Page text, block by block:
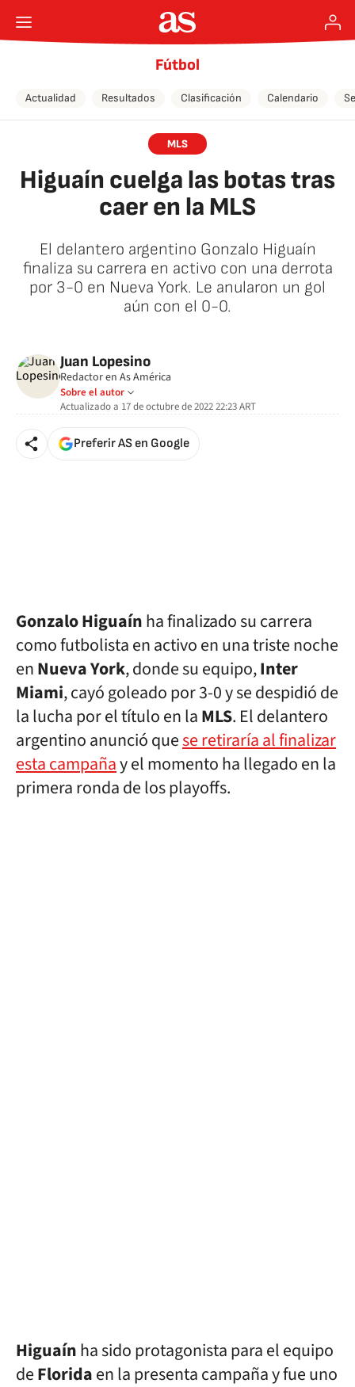
Fútbol
Actualidad Resultados Clasificación Calendario
MLS
Higuaín cuelga las botas tras
caer en la MLS
El delantero argentino Gonzalo Higuaín
finaliza su carrera en activo con una derrota
por 3-0 en Nueva York. Le anularon un gol
aún con el 0-0.
Juan Lopesino
Redactor en As América
Sobre el autor
Actualizado a 17 de octubre de 2022 22:23ART
Preferir AS en Google
Gonzalo Higuaínha finalizado su carrera
como futbolista en activo en una triste noche
enNueva York, donde su equipo,Inter
Miami, cayó goleado por 3-0 y se despidió de
la lucha por el título en laMLS. El delantero
argentino anunció quese retiraría al finalizar
esta campañay el momento ha llegado en la
primera ronda de los playoffs.
Higuaínha sido protagonista para el equipo
deFloridaen la presenta campaña y fue uno